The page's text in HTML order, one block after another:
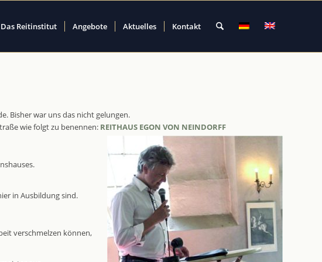
Das Reitinstitut Angebote Aktuelles Kontakt
Bisher war uns das nicht gelungen.
wie folgt zu benennen: REITHAUS EGON VON NEINDORFF
in Ausbildung sind.
verschmelzen können,